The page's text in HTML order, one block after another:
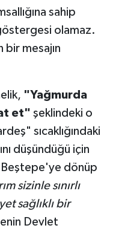
sahip
olamaz.
mesajın
"Yağmurda
et" şeklindeki o
sıcaklığındaki
düşündüğü için
dönüp
sizinle sınırlı
sağlıklı bir
Devlet